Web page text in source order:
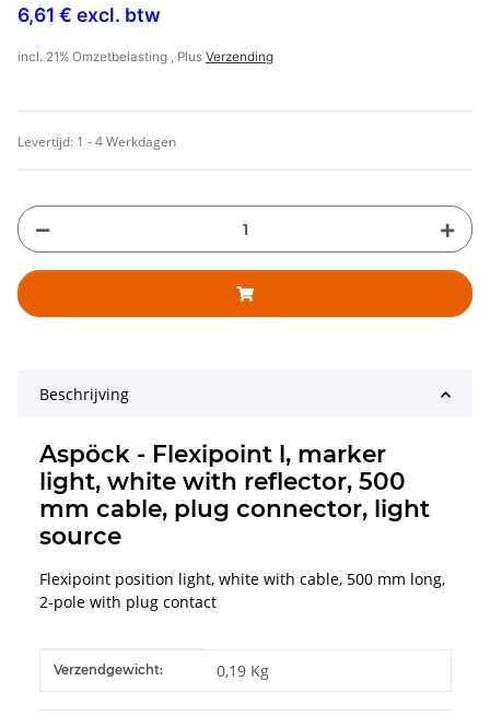
6,61 € excl. btw
incl. 21% Omzetbelasting , Plus Verzending
Levertijd: 1 - 4 Werkdagen
Beschrijving
Aspöck - Flexipoint l, marker
light, white with reflector, 500
mm cable, plug connector, light
source
Flexipoint position light, white with cable, 500 mm long,
2-pole with plug contact
#productDetails.itemInformation#
#productDetails.itemValue#
Verzendgewicht: 0,19 Kg